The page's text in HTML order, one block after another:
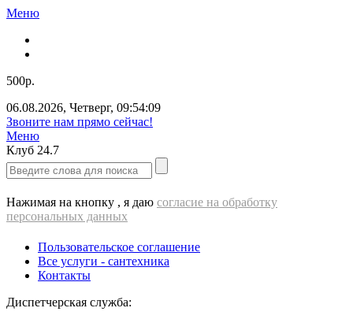
Меню
500р.
06.08.2026, Четверг, 09:54:09
Звоните нам прямо сейчас!
Меню
Клуб 24.7
Нажимая на кнопку , я даю согласие на обработку
персональных данных
Пользовательское соглашение
Все услуги - cантехника
Контакты
Диспетчерская служба: